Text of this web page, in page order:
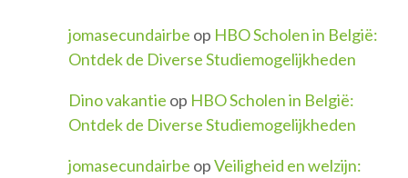
jomasecundairbe op HBO Scholen in België:
Ontdek de Diverse Studiemogelijkheden
Dino vakantie op HBO Scholen in België:
Ontdek de Diverse Studiemogelijkheden
jomasecundairbe opVeiligheid en welzijn: